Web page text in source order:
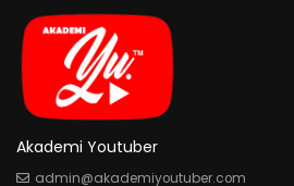
Akademi Youtuber
admin@akademiyoutuber.com